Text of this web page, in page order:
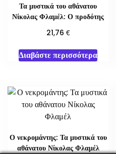
Τα μυστικά του αθάνατου
Νίκολας Φλαμέλ: Ο προδότης
21,76 €
Διαβάστε περισσότερα
Ο νεκρομάντης: Τα μυστικά του
αθάνατου Νίκολας Φλαμέλ